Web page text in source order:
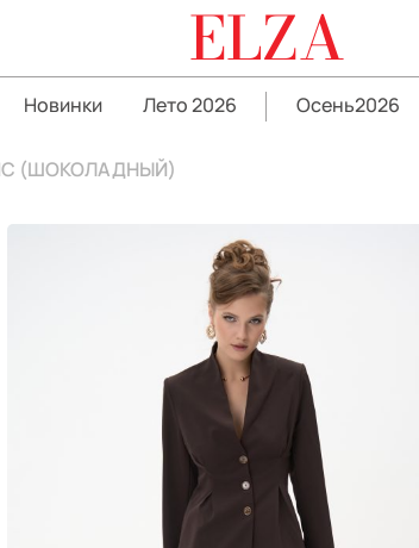
ELZA
Новинки Лето 2026 Осень2026
(ШОКОЛАДНЫЙ)